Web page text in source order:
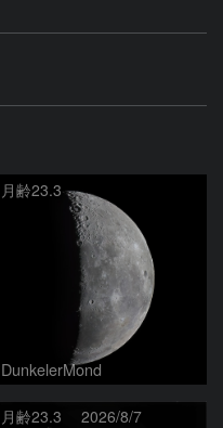
月齢23.3
DunkelerMond
月齢23.3 2026/8/7